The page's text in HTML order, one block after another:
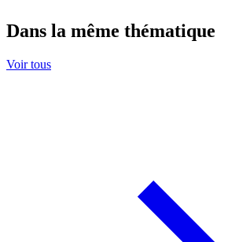
Dans la même thématique
Voir tous